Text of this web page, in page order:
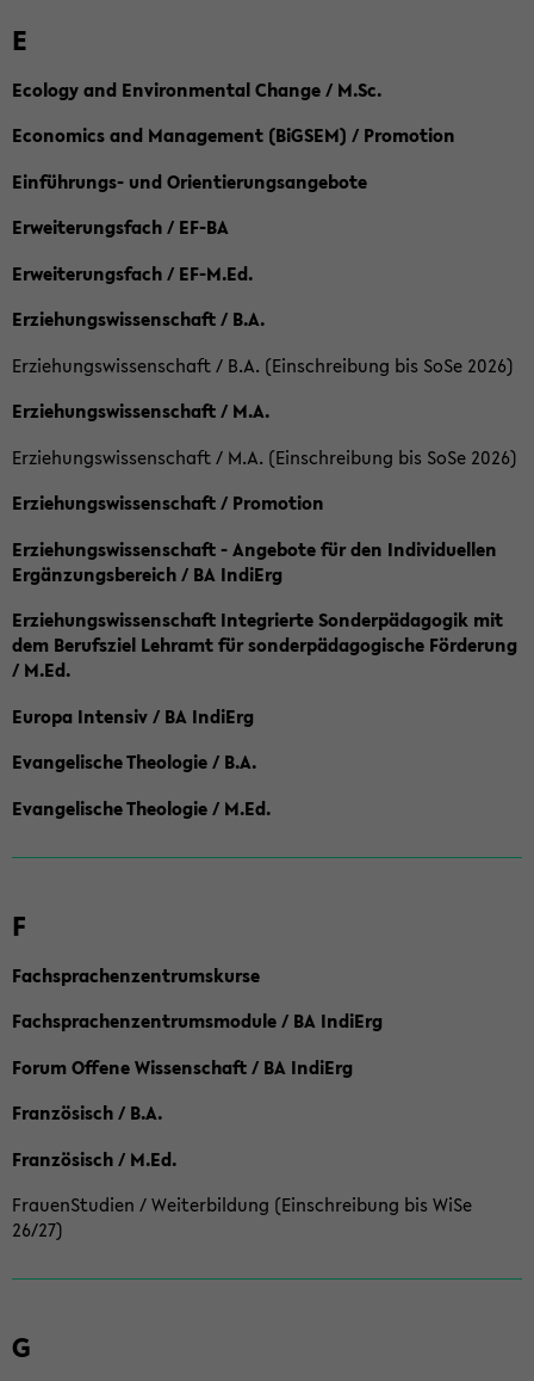
E
Ecology and Environmental Change / M.Sc.
Economics and Management (BiGSEM) / Promotion
Einführungs- und Orientierungsangebote
Erweiterungsfach / EF-BA
Erweiterungsfach / EF-M.Ed.
Erziehungswissenschaft / B.A.
Erziehungswissenschaft / B.A. (Einschreibung bis SoSe 2026)
Erziehungswissenschaft / M.A.
Erziehungswissenschaft / M.A. (Einschreibung bis SoSe 2026)
Erziehungswissenschaft / Promotion
Erziehungswissenschaft - Angebote für den Individuellen
Ergänzungsbereich / BA IndiErg
Erziehungswissenschaft Integrierte Sonderpädagogik mit
dem Berufsziel Lehramt für sonderpädagogische Förderung
/ M.Ed.
Europa Intensiv / BA IndiErg
Evangelische Theologie / B.A.
Evangelische Theologie / M.Ed.
F
Fachsprachenzentrumskurse
Fachsprachenzentrumsmodule / BA IndiErg
Forum Offene Wissenschaft / BA IndiErg
Französisch / B.A.
Französisch / M.Ed.
FrauenStudien / Weiterbildung (Einschreibung bis WiSe
26/27)
G